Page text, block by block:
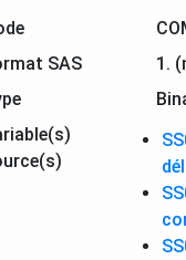
SAS
1.